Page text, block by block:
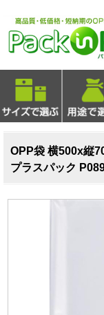
OPP袋 横500x縦
プラスパック